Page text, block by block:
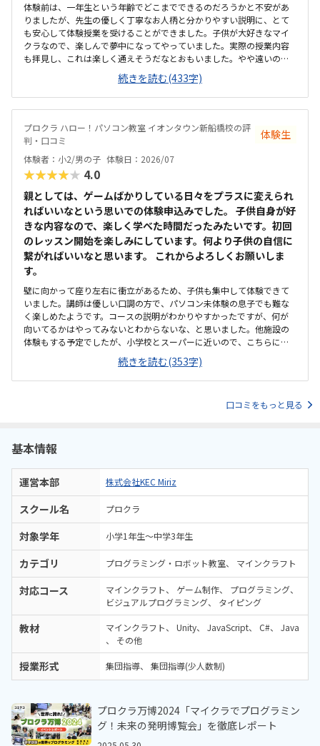
体験前は、一年生という年齢でどこまでできるのだろうかと不安があ
りましたが、先生の優しく丁寧なお人柄と分かりやすい説明に、とて
も安心して体験授業を受けることができました。子供が大好きなマイ
クラなので、楽しんで夢中になってやっていました。実際の授業内容
も拝見し、これは楽しく通えそうだなとおもいました。やや遠いのが
難点なのですが、他の生徒さんも遠くから通われてる方が多いよう
で、通いにくさがあっても通わせたい教室の良さがあるのだろうなと
感じました。教室は広くて、綺麗でした。自習環境も整っていて、仕切
られてもいるけれど、目が届くような開放的な作りでもあり、考えら
れた環境だなと感じました。他のプログラミング教室は月2回のところ
が多かったので、月謝としてみるとやや高いようにも見受けられまし
たが、先生がつきっきりで教えてくださるので、内容から考えると安
いのではと思いました。達成感を感じられるような声掛けもしてくだ
さり、帰りにはやった！僕すごいね！と自信をつけていました。
続きを読む(433字)
プロクラ ハロー！パソコン教室 イオンタウン新船橋校の評
判・口コミ
体験生
体験者：小2/男の子 体験日：2026/07
★★★★★ 4.0
親としては、ゲームばかりしている日々をプラスに変えられ
ればいいなという思いでの体験申込みでした。 子供自身が好
きな内容なので、楽しく学べた時間だったみたいです。初回
のレッスン開始を楽しみにしています。何より子供の自信に
繋がればいいなと思います。 これからよろしくお願いしま
す。
壁に向かって座り左右に衝立があるため、子供も集中して体験できて
いました。講師は優しい口調の方で、パソコン未体験の息子でも難な
く楽しめたようです。コースの説明がわかりやすかったですが、何が
向いてるかはやってみないとわからないな、と思いました。他施設の
体験もする予定でしたが、小学校とスーパーに近いので、こちらに決
めました。息子はゲーミングチェアに初めて座れて嬉しかったようで
す。開放的というよりは、落ち着いて楽しめるところが、息子には合
っていそうです。少し高いなという印象ですが、自宅のパソコンから
ました。日頃はSwitchで、マイクラやぽこあポケモンで建築を楽しん
続きを読む(353字)
口コミをもっと見る
基本情報
運営本部 株式会社KEC Miriz
スクール名 プロクラ
対象学年 小学1年生～中学3年生
カテゴリ プログラミング・ロボット教室 マインクラフト
対応コース マインクラフト ゲーム制作
プログラミング
ビジュアルプログラミング
タイピング
教材 マインクラフト Unity JavaScript C#
Java
その他
授業形式 集団指導 集団指導(少人数制)
プロクラ万博2024「マイクラでプログラミン
グ！未来の発明博覧会」を徹底レポート